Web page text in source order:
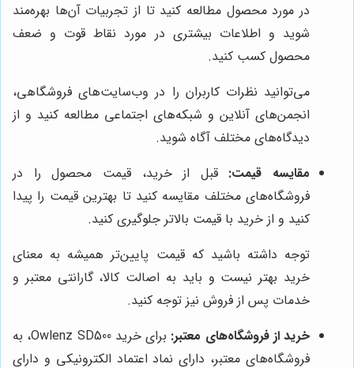
در مورد محصول مطالعه کنید تا از تجربیات آن‌ها بهره‌مند
شوید و اطلاعات بیشتری در مورد نقاط قوت و ضعف
محصول کسب کنید.
می‌توانید نظرات کاربران را در وب‌سایت‌های فروشگاهی،
انجمن‌های آنلاین و شبکه‌های اجتماعی مطالعه کنید و از
دیدگاه‌های مختلف آگاه شوید.
مقایسه قیمت: قبل از خرید، قیمت محصول را در
فروشگاه‌های مختلف مقایسه کنید تا بهترین قیمت را پیدا
کنید و از خرید با قیمت بالاتر جلوگیری کنید.
توجه داشته باشید که قیمت پایین‌تر همیشه به معنای
خرید بهتر نیست و باید به اصالت کالا، گارانتی معتبر و
خدمات پس از فروش نیز توجه کنید.
خرید از فروشگاه‌های معتبر:
برای خرید Owlenz SD500، به
فروشگاه‌های معتبر، دارای نماد اعتماد الکترونیکی و دارای